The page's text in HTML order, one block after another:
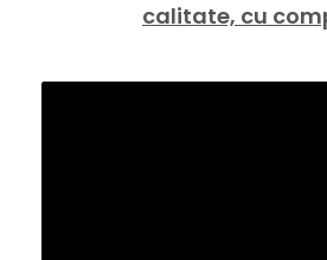
calitate, cu